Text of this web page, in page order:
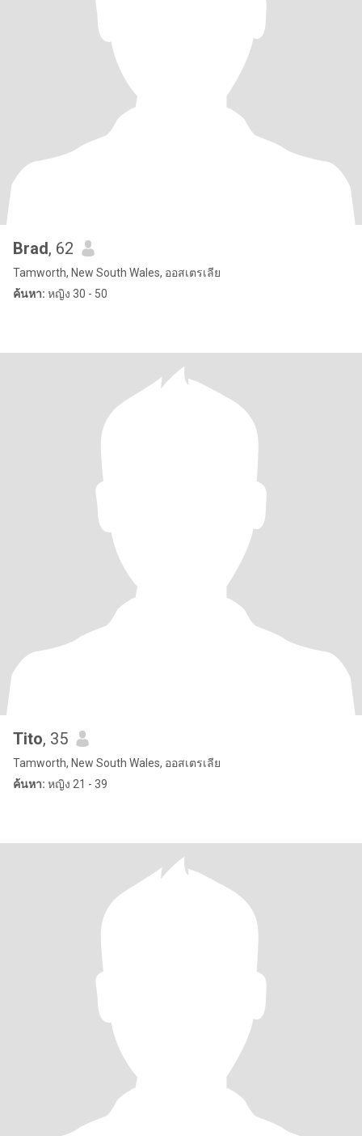
Brad, 62
Tamworth, New South Wales, ออสเตรเลีย
ค้นหา: หญิง 30 - 50
Tito, 35
Tamworth, New South Wales, ออสเตรเลีย
ค้นหา: หญิง 21 - 39